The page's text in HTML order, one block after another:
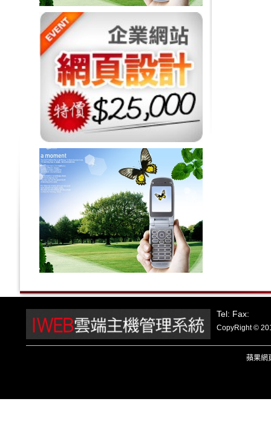
Tel: Fax:
CopyRight ©
蘋果網